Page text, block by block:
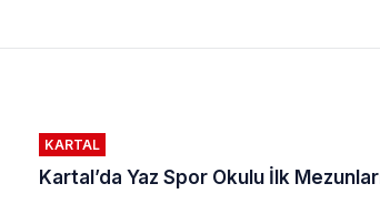
KARTAL
Kartal’da Yaz Spor Okulu İlk